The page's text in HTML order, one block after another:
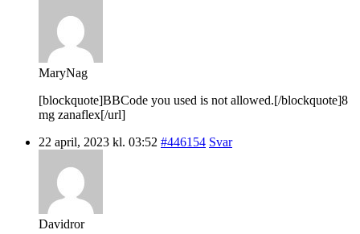
MaryNag
[blockquote]BBCode you used is not allowed.[/blockquote]8
mg zanaflex[/url]
22 april, 2023 kl. 03:52 #446154 Svar
Davidror